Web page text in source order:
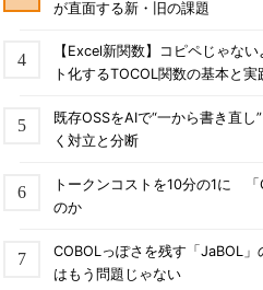
が直面する新・旧の課題
【Excel新関数】コピペじゃな
ト化するTOCOL関数の基本と実
既存OSSをAIで“一から書き直
く対立と分断
トークンコストを10分の1に
のか
COBOLっぽさを残す「JaBOL
はもう問題じゃない